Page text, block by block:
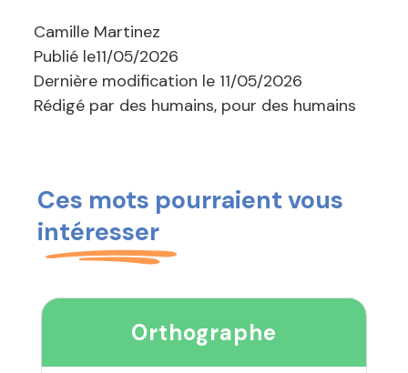
Camille Martinez
Publié le11/05/2026
Dernière modification le 11/05/2026
Rédigé par des humains, pour des humains
Ces mots pourraient vous
intéresser
Orthographe